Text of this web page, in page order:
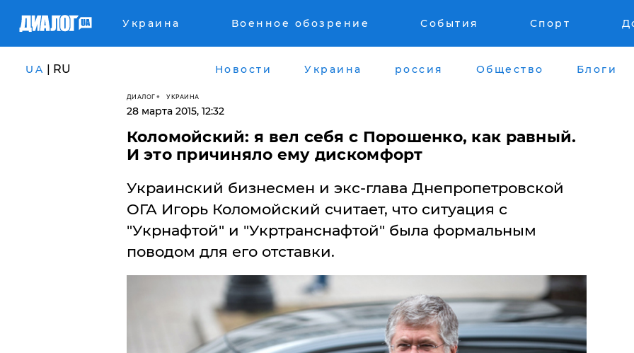
Украина Военное обозрение События Спорт
UA | RU Новости Украина россия Общество Блоги
ДИАЛОГ УКРАИНА
28 марта 2015, 12:32
Коломойский: я вел себя с Порошенко, как равный.
И это причиняло ему дискомфорт
Украинский бизнесмен и экс-глава Днепропетровской
ОГА Игорь Коломойский считает, что ситуация с
"Укрнафтой" и "Укртранснафтой" была формальным
поводом для его отставки.